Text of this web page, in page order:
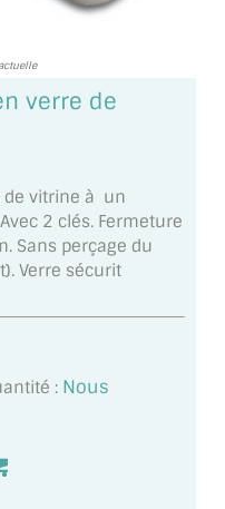
verre de
de vitrine à un
2 clés. Fermeture
Sans perçage du
Verre sécurit
: Nous